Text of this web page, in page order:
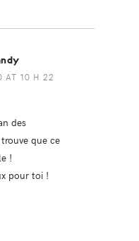
AT 10 H 22
des
que ce
!
pour toi !